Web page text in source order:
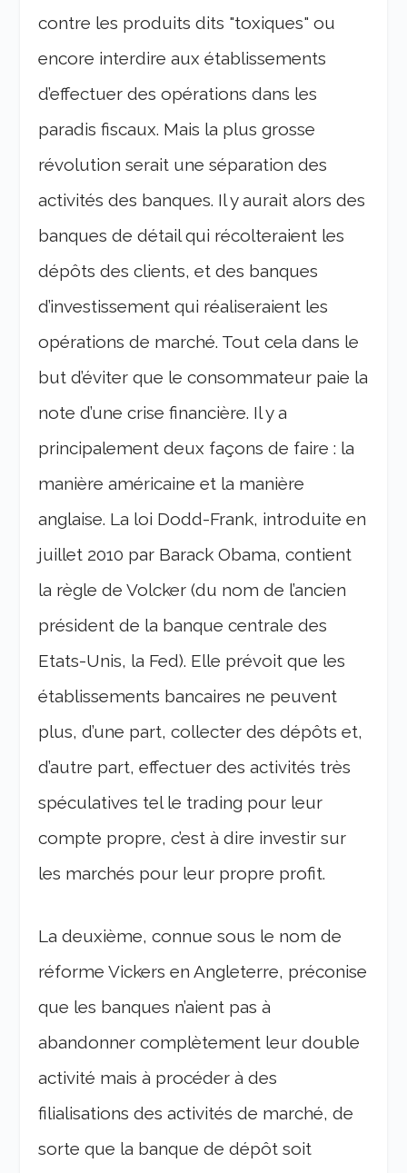
contre les produits dits "toxiques" ou
encore interdire aux établissements
d’effectuer des opérations dans les
paradis fiscaux. Mais la plus grosse
révolution serait une séparation des
activités des banques. Il y aurait alors des
banques de détail qui récolteraient les
dépôts des clients, et des banques
d’investissement qui réaliseraient les
opérations de marché. Tout cela dans le
but d’éviter que le consommateur paie la
note d’une crise financière. Il y a
principalement deux façons de faire : la
manière américaine et la manière
anglaise. La loi Dodd-Frank, introduite en
juillet 2010 par Barack Obama, contient
la règle de Volcker (du nom de l’ancien
président de la banque centrale des
Etats-Unis, la Fed). Elle prévoit que les
établissements bancaires ne peuvent
plus, d’une part, collecter des dépôts et,
d’autre part, effectuer des activités très
spéculatives tel le trading pour leur
compte propre, c’est à dire investir sur
les marchés pour leur propre profit.
La deuxième, connue sous le nom de
réforme Vickers en Angleterre, préconise
que les banques n’aient pas à
abandonner complètement leur double
activité mais à procéder à des
filialisations des activités de marché, de
sorte que la banque de dépôt soit